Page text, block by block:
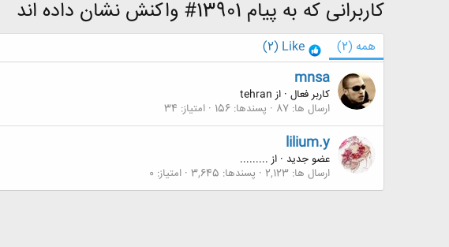
کاربرانی که به پیام 13901# واکنش نشان داده اند
همه (2)
Like
(2)
mnsa
کاربر فعال · از tehran
ارسال ها 87 پسندها 156 امتیاز 34
lilium.y
عضو جدید · از .........
ارسال ها 2,123 پسندها 3,645 امتیاز 0